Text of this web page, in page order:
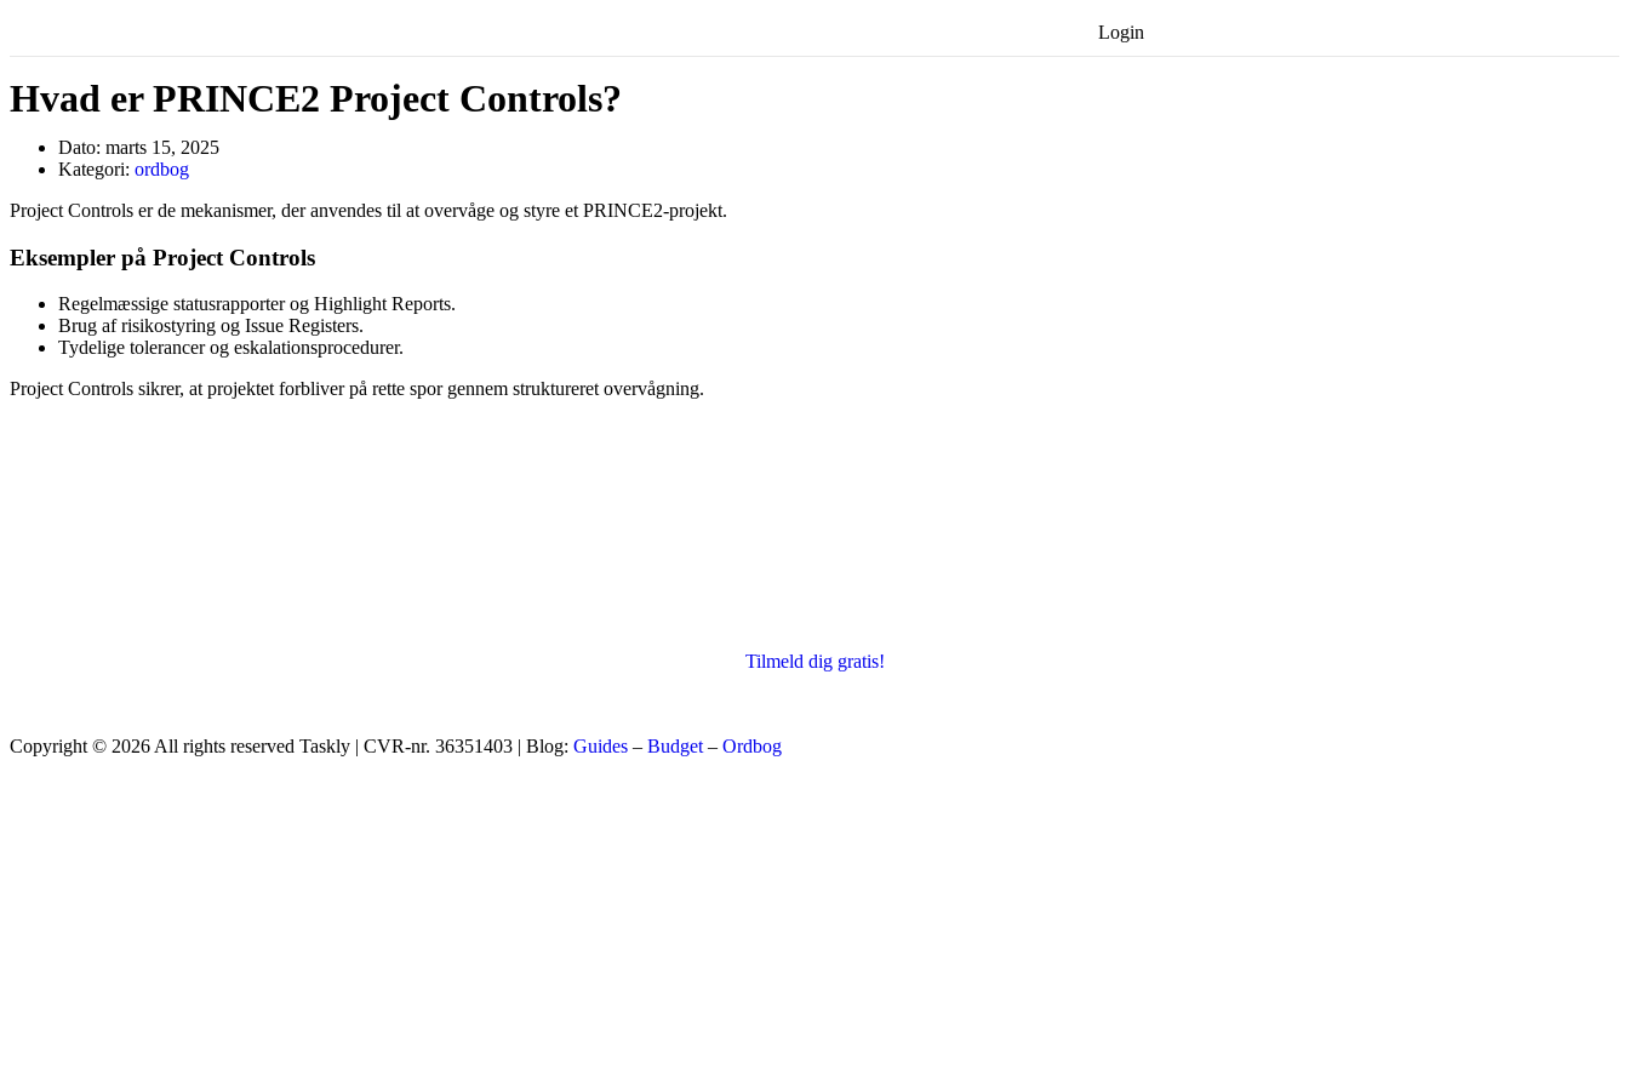
Login
Hvad er PRINCE2 Project Controls?
Dato: marts 15, 2025
Kategori: ordbog
Project Controls er de mekanismer, der anvendes til at overvåge og styre et PRINCE2-projekt.
Eksempler på Project Controls
Regelmæssige statusrapporter og Highlight Reports.
Brug af risikostyring og Issue Registers.
Tydelige tolerancer og eskalationsprocedurer.
Project Controls sikrer, at projektet forbliver på rette spor gennem struktureret overvågning.
Tilmeld dig gratis!
Copyright © 2026 All rights reserved Taskly | CVR-nr. 36351403 | Blog: Guides – Budget – Ordbog